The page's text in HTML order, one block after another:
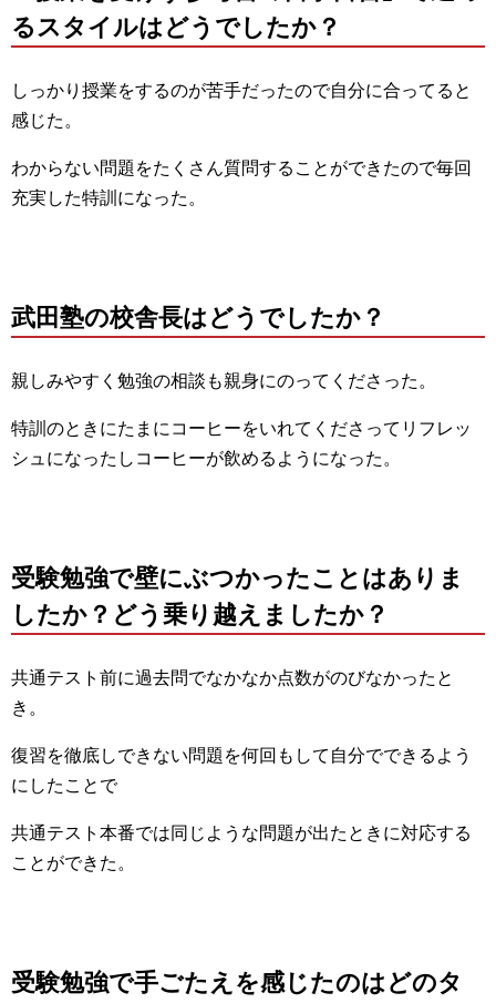
るスタイルはどうでしたか？
しっかり授業をするのが苦手だったので自分に合ってると
感じた。
わからない問題をたくさん質問することができたので毎回
充実した特訓になった。
武田塾の校舎長はどうでしたか？
親しみやすく勉強の相談も親身にのってくださった。
特訓のときにたまにコーヒーをいれてくださってリフレッ
シュになったしコーヒーが飲めるようになった。
受験勉強で壁にぶつかったことはありま
したか？どう乗り越えましたか？
共通テスト前に過去問でなかなか点数がのびなかったと
き。
復習を徹底しできない問題を何回もして自分でできるよう
にしたことで
共通テスト本番では同じような問題が出たときに対応する
ことができた。
受験勉強で手ごたえを感じたのはどのタ